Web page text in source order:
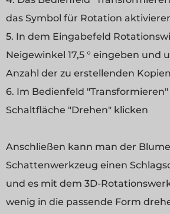
das Symbol für Rotation
5. In dem Eingabefeld
Neigewinkel 17,5 ° eingeben und
Anzahl der zu erstellenden
6. Im Bedienfeld
Schaltfläche "Drehen" klicken
Anschließen kann man der
Schattenwerkzeug einen
und es mit dem 3D-
wenig in die passende Form